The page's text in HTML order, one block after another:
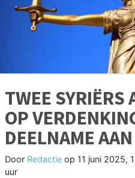
TWEE SYRIËRS
OP
DEELNAME
Door Redactie op 11 juni 2025,
uur